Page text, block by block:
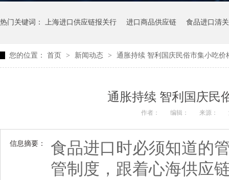
热门关键词： 上海进口供应链报关行 进口商品供应链 食品进口清
您的位置： 首页 > 新闻动态 > 通胀持续 智利国庆民俗市集小吃价
通胀持续 智利国庆民
作者： 编辑： 来源：
信息摘要：
食品进口时必须知道的
管制度，跟着心海供应